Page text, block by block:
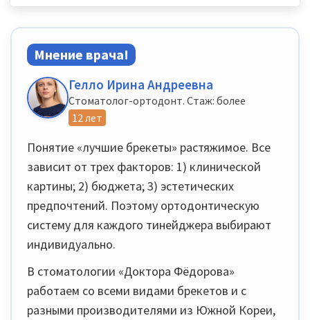
Мнение врача!
Гелло Ирина Андреевна
Стоматолог-ортодонт. Стаж: более
12 лет
Понятие «лучшие брекеты» растяжимое. Все
зависит от трех факторов: 1) клинической
картины; 2) бюджета; 3) эстетических
предпочтений. Поэтому ортодонтическую
систему для каждого тинейджера выбирают
индивидуально.
В стоматологии «Доктора Фёдорова»
работаем со всеми видами брекетов и с
разными производителями из Южной Кореи,